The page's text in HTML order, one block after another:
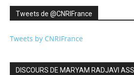
Tweets de ‎@CNRIFrance
Tweets by CNRIFrance
DISCOURS DE MARYAM RADJAVI